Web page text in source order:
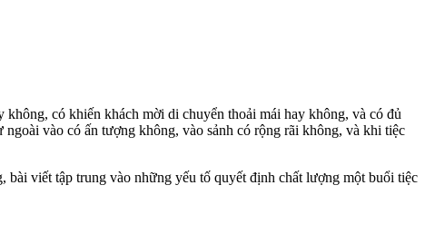
có khiến khách mời di chuyển thoải mái hay không, và có đủ
vào có ấn tượng không, vào sảnh có rộng rãi không, và khi tiệc
viết tập trung vào những yếu tố quyết định chất lượng một buổi tiệc